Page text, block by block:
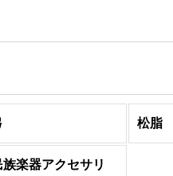
松脂
族楽器アクセサリ